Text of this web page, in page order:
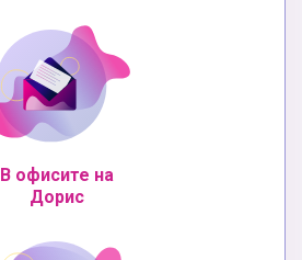
В офисите на
Дорис